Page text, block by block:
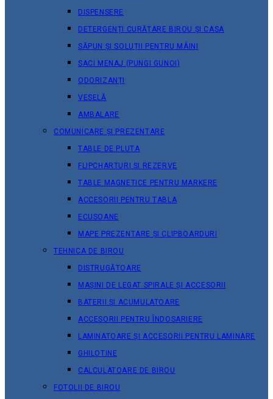
DISPENSERE
DETERGENȚI CURĂȚARE BIROU ȘI CASA
SĂPUN ȘI SOLUȚII PENTRU MÂINI
SACI MENAJ (PUNGI GUNOI)
ODORIZANȚI
VESELĂ
AMBALARE
COMUNICARE ȘI PREZENTARE
TABLE DE PLUTA
FLIPCHARTURI ȘI REZERVE
TABLE MAGNETICE PENTRU MARKERE
ACCESORII PENTRU TABLA
ECUSOANE
MAPE PREZENTARE ȘI CLIPBOARDURI
TEHNICA DE BIROU
DISTRUGĂTOARE
MAȘINI DE LEGAT SPIRALE ȘI ACCESORII
BATERII ȘI ACUMULATOARE
ACCESORII PENTRU ÎNDOSARIERE
LAMINATOARE ȘI ACCESORII PENTRU LAMINARE
GHILOTINE
CALCULATOARE DE BIROU
FOTOLII DE BIROU